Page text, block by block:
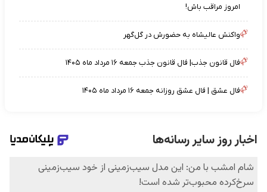
امروز مراقب باش!
واکنش عالیشاه به حضورش در گل‌گهر
فال قانون جذب| فال قانون جذب جمعه ۱۶ مرداد ماه ۱۴۰۵
فال عشق | فال عشق روزانه جمعه ۱۶ مرداد ماه ۱۴۰۵